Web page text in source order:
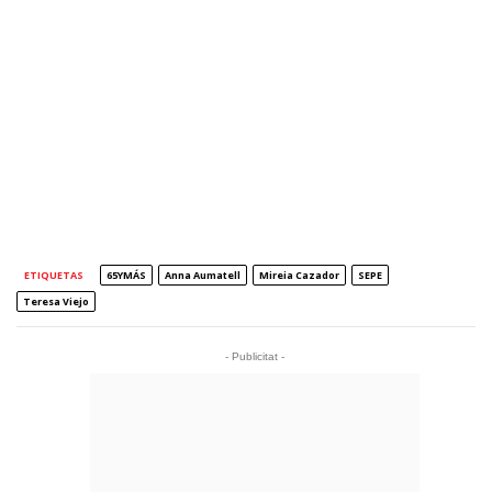
ETIQUETAS 65YMÁS Anna Aumatell Mireia Cazador
SEPE
Teresa Viejo
- Publicitat -